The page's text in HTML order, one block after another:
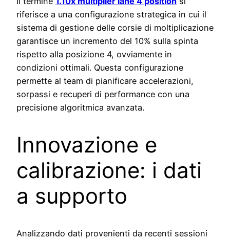
riferisce a una configurazione strategica in cui il
sistema di gestione delle corsie di moltiplicazione
garantisce un incremento del 10% sulla spinta
rispetto alla posizione 4, ovviamente in
condizioni ottimali. Questa configurazione
permette al team di pianificare accelerazioni,
sorpassi e recuperi di performance con una
precisione algoritmica avanzata.
Innovazione e
calibrazione: i dati
a supporto
Analizzando dati provenienti da recenti sessioni